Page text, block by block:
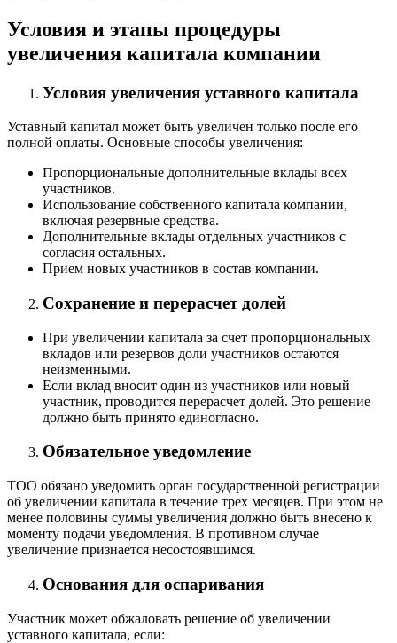
Условия и этапы процедуры
увеличения капитала компании
Условия увеличения уставного капитала
Уставный капитал может быть увеличен только после его
полной оплаты. Основные способы увеличения:
Пропорциональные дополнительные вклады всех
участников.
Использование собственного капитала компании,
включая резервные средства.
Дополнительные вклады отдельных участников с
согласия остальных.
Прием новых участников в состав компании.
Сохранение и перерасчет долей
При увеличении капитала за счет пропорциональных
вкладов или резервов доли участников остаются
неизменными.
Если вклад вносит один из участников или новый
участник, проводится перерасчет долей. Это решение
должно быть принято единогласно.
Обязательное уведомление
ТОО обязано уведомить орган государственной регистрации
об увеличении капитала в течение трех месяцев. При этом не
менее половины суммы увеличения должно быть внесено к
моменту подачи уведомления. В противном случае
увеличение признается несостоявшимся.
Основания для оспаривания
Участник может обжаловать решение об увеличении
уставного капитала, если: